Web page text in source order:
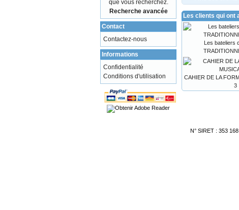
Les clients qui ont
Les bateliers
CAHIER DE LA
3
que vous recherchez.
Recherche avancée
Contact
Contactez-nous
Informations
Confidentialité
Conditions d'utilisation
N° SIRET : 353